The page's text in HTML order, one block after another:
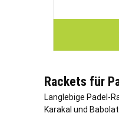
Rackets für
Langlebige Padel-
Karakal und